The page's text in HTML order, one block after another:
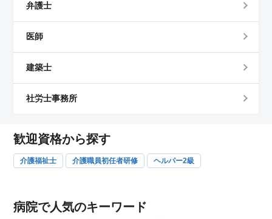
弁護士
医師
建築士
社労士事務所
歓迎資格から探す
介護福祉士 介護職員初任者研修 ヘルパー2級
病院で人気のキーワード